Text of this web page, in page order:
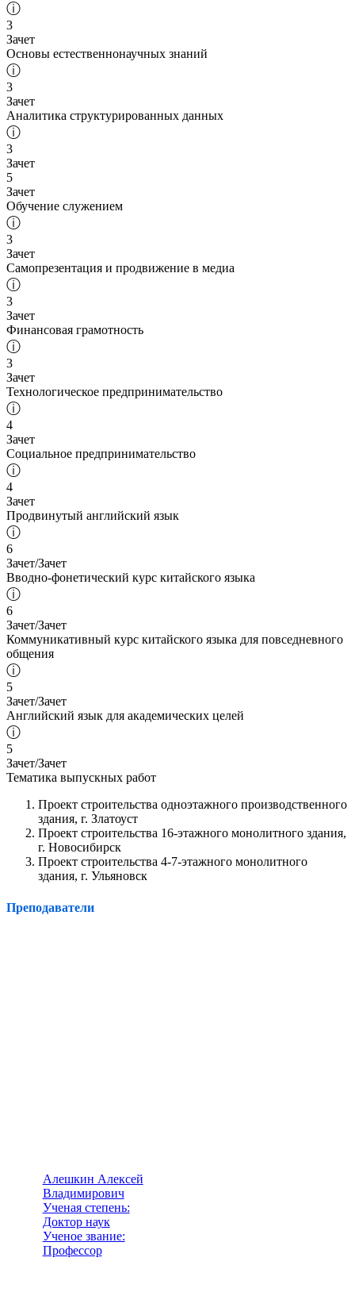
ⓘ
3
Зачет
Основы естественнонаучных знаний
ⓘ
3
Зачет
Аналитика структурированных данных
ⓘ
3
Зачет
5
Зачет
Обучение служением
ⓘ
3
Зачет
Самопрезентация и продвижение в медиа
ⓘ
3
Зачет
Финансовая грамотность
ⓘ
3
Зачет
Технологическое предпринимательство
ⓘ
4
Зачет
Социальное предпринимательство
ⓘ
4
Зачет
Продвинутый английский язык
ⓘ
6
Зачет/Зачет
Вводно-фонетический курс китайского языка
ⓘ
6
Зачет/Зачет
Коммуникативный курс китайского языка для повседневного
общения
ⓘ
5
Зачет/Зачет
Английский язык для академических целей
ⓘ
5
Зачет/Зачет
Тематика выпускных работ
Проект строительства одноэтажного производственного
здания, г. Златоуст
Проект строительства 16-этажного монолитного здания,
г. Новосибирск
Проект строительства 4-7-этажного монолитного
здания, г. Ульяновск
Преподаватели
Алешкин Алексей
Владимирович
Ученая степень:
Доктор наук
Ученое звание:
Профессор